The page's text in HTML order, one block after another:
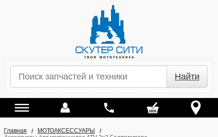
Найти
Главная
МОТОАКСЕССУАРЫ